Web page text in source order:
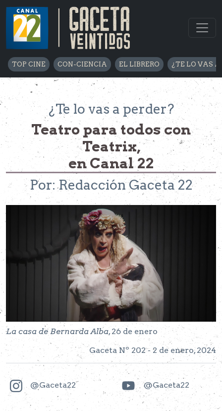
TOP CINE CON-CIENCIA EL LIBRERO ¿TE LO VAS A
¿Te lo vas a perder?
Teatro para todos con
Teatrix,
en Canal 22
Por: Redacción Gaceta 22
La casa de Bernarda Alba, 26 de enero
Gaceta Nº 202 - 2 de enero, 2024
@Gaceta22 @Gaceta22